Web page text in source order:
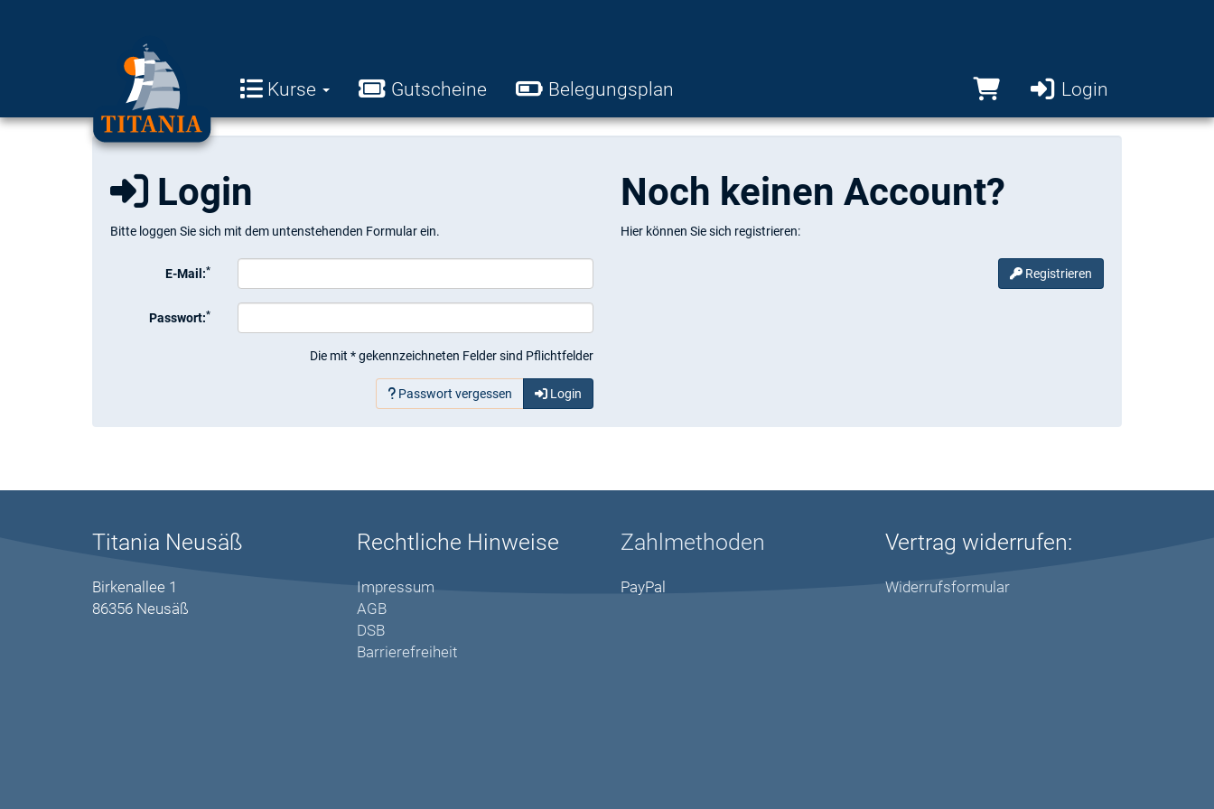
Kurse Gutscheine Belegungsplan Login
Login
Bitte loggen Sie sich mit dem untenstehenden Formular ein.
E-Mail:*
Passwort:*
Die mit * gekennzeichneten Felder sind Pflichtfelder
Passwort vergessen Login
Noch keinen Account?
Hier können Sie sich registrieren:
Registrieren
Titania Neusäß
Birkenallee 1
86356 Neusäß
Rechtliche Hinweise
Impressum
AGB
DSB
Barrierefreiheit
Zahlmethoden
PayPal
Vertrag widerrufen:
Widerrufsformular